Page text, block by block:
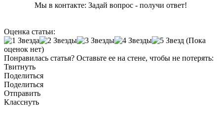
Мы в контакте: Задай вопрос - получи ответ!
Оценка статьи:
(Пока
оценок нет)
Понравилась статья? Оставьте ее на стене, чтобы не потерять:
Твитнуть
Поделиться
Поделиться
Отправить
Класснуть